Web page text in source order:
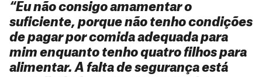
“Eu não consigo amamentar o
suficiente, porque não tenho condições
de pagar por comida adequada para
mim enquanto tenho quatro filhos para
alimentar. A falta de segurança está